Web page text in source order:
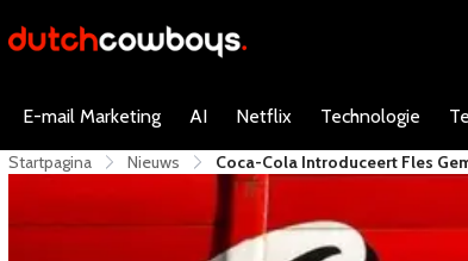
E-mail Marketing AI Netflix Technologie
Startpagina Nieuws Coca-Cola Introduceert Fles